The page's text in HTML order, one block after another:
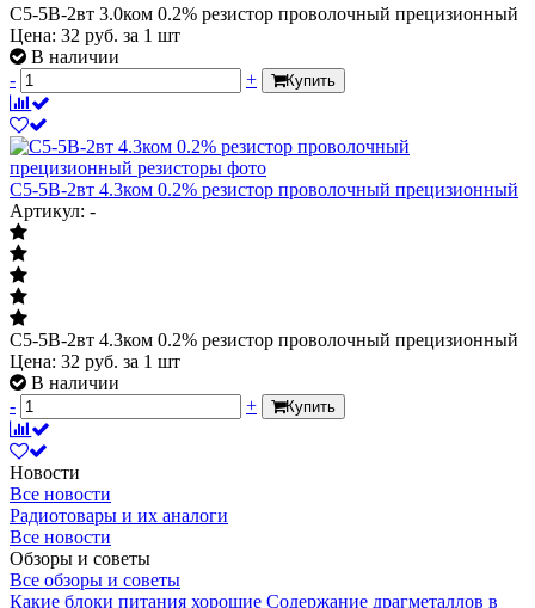
С5-5В-2вт 3.0ком 0.2% резистор проволочный прецизионный
Цена: 32 руб. за 1 шт
В наличии
-
+ Купить
С5-5В-2вт 4.3ком 0.2% резистор проволочный прецизионный
Артикул: -
С5-5В-2вт 4.3ком 0.2% резистор проволочный прецизионный
Цена: 32 руб. за 1 шт
В наличии
-
+ Купить
Новости
Все новости
Радиотовары и их аналоги
Все новости
Обзоры и советы
Все обзоры и советы
Какие блоки питания хорошие Содержание драгметаллов в